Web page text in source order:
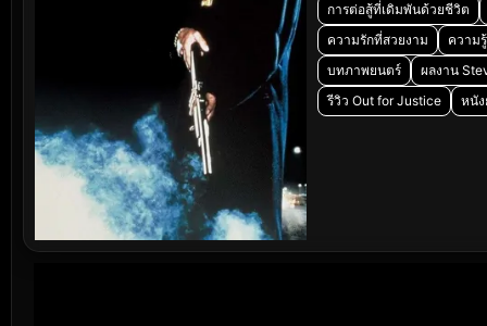
การต่อสู้ที่เดิมพันด้วยชีวิต
ความรักที่สวยงาม
ความ
บทภาพยนตร์
ผลงาน
รีวิว Out for Justice
หนั